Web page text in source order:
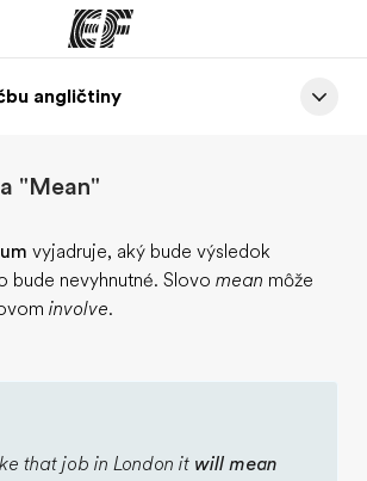
blízkosti
angličtiny
"Mean"
vyjadruje, aký bude výsledok
bude nevyhnutné. Slovo mean môže
involve.
that job in London it will mean